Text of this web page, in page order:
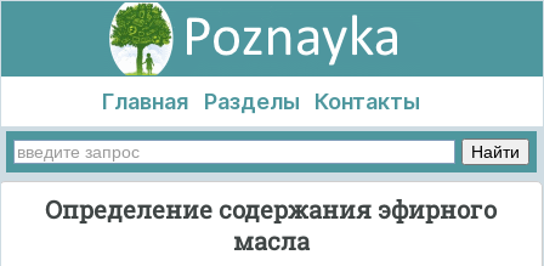
Главная Разделы Контакты
Определение содержания эфирного
масла